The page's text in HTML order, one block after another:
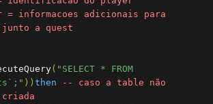
junto a quest
( "SELECT * FROM
)) then
-- caso a table não